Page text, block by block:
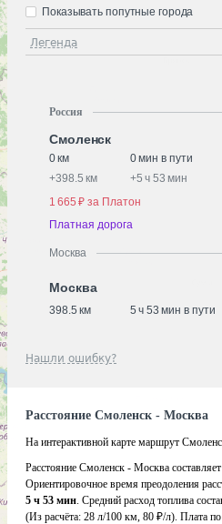
Легенда
Показывать попутные города
Россия
Смоленск
0 км
0 мин в пути
+398.5 км +5 ч 53 мин
1 665 ₽ за Платон
Платная дорога
Москва
Москва
398.5 км 5 ч 53 мин в пути
Нашли ошибку?
Расстояние Смоленск - Москва
На интерактивной карте маршрут
Расстояние Смоленск - Москва составляет
Ориентировочное время преодоления
5 ч 53 мин. Средний расход топлива
(Из расчёта: 28 л/100 км, 80 ₽/л). Плата